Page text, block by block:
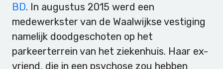
BD. In augustus 2015 werd een
medewerkster van de Waalwijkse vestiging
namelijk doodgeschoten op het
parkeerterrein van het ziekenhuis. Haar ex-
vriend, die in een psychose zou hebben